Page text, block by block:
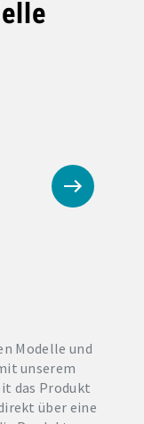
Modelle und
unserem
das Produkt
über eine